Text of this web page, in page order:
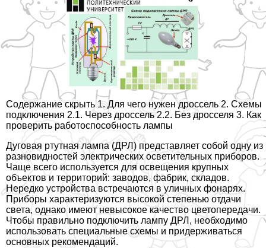
Содержание скрыть 1. Для чего нужен дроссель 2. Схемы
подключения 2.1. Через дроссель 2.2. Без дросселя 3. Как
проверить работоспособность лампы
Дуговая ртутная лампа (ДРЛ) представляет собой одну из
разновидностей электрических осветительных приборов.
Чаще всего используется для освещения крупных
объектов и территорий: заводов, фабрик, складов.
Нередко устройства встречаются в уличных фонарях.
Приборы хаpaктеризуются высокой степенью отдачи
света, однако имеют невысокое качество цветопередачи.
Чтобы правильно подключить лампу ДРЛ, необходимо
использовать специальные схемы и придерживаться
основных рекомендаций.